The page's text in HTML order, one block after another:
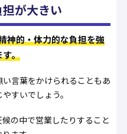
が大きい
神的・体力的な負担を強
す。
言葉をかけられることもあ
すいでしょう。
の中で営業したりすること